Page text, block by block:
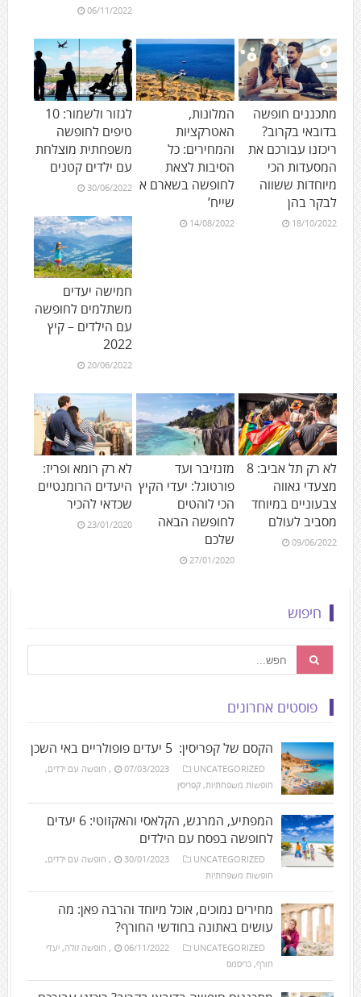
06/11/2022
מתכננים חופשה
בדובאי בקרוב?
ריכזנו עבורכם את
המסעדות הכי
מיוחדות ששווה
לבקר בהן
18/10/2022
המלונות,
האטרקציות
והמחירים: כל
הסיבות לצאת
לחופשה בשארם א
שייח’
14/08/2022
לגזור ולשמור: 10
טיפים לחופשה
משפחתית מוצלחת
עם ילדים קטנים
30/06/2022
חמישה יעדים
משתלמים לחופשה
עם הילדים – קיץ
2022
20/06/2022
לא רק תל אביב: 8
מצעדי גאווה
צבעוניים במיוחד
מסביב לעולם
09/06/2022
מזנזיבר ועד
פורטוגל: יעדי הקיץ
הכי לוהטים
לחופשה הבאה
שלכם
27/01/2020
לא רק רומא ופריז:
היעדים הרומנטיים
שכדאי להכיר
23/01/2020
חיפוש
פוסטים אחרונים
הקסם של קפריסין: 5 יעדים פופולריים באי השכן
07/03/2023 UNCATEGORIZED
, חופשה עם ילדים,
חופשות משפחתיות, קפריסין
המפתיע, המרגש, הקלאסי והאקזוטי: 6 יעדים
לחופשה בפסח עם הילדים
30/01/2023 UNCATEGORIZED
, חופשה עם ילדים,
חופשות משפחתיות
מחירים נמוכים, אוכל מיוחד והרבה פאן: מה
עושים באתונה בחודשי החורף?
06/11/2022 UNCATEGORIZED
, חופשה זולה, יעדי
חורף, כריסמס